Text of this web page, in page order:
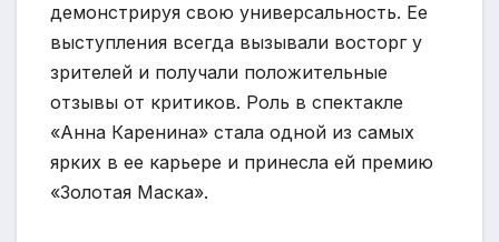
демонстрируя свою универсальность. Ее
выступления всегда вызывали восторг у
зрителей и получали положительные
отзывы от критиков. Роль в спектакле
«Анна Каренина» стала одной из самых
ярких в ее карьере и принесла ей премию
«Золотая Маска».